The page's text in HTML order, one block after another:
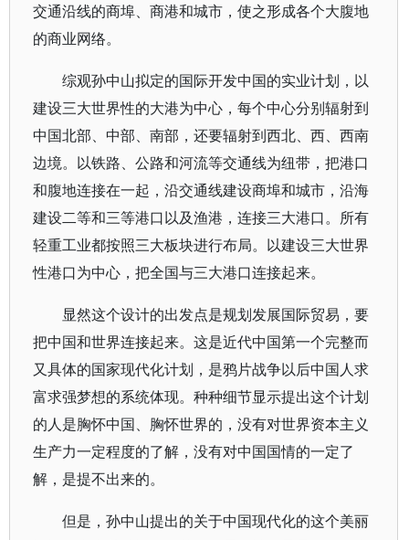
交通沿线的商埠、商港和城市，使之形成各个大腹地
的商业网络。
综观孙中山拟定的国际开发中国的实业计划，以
建设三大世界性的大港为中心，每个中心分别辐射到
中国北部、中部、南部，还要辐射到西北、西、西南
边境。以铁路、公路和河流等交通线为纽带，把港口
和腹地连接在一起，沿交通线建设商埠和城市，沿海
建设二等和三等港口以及渔港，连接三大港口。所有
轻重工业都按照三大板块进行布局。以建设三大世界
性港口为中心，把全国与三大港口连接起来。
显然这个设计的出发点是规划发展国际贸易，要
把中国和世界连接起来。这是近代中国第一个完整而
又具体的国家现代化计划，是鸦片战争以后中国人求
富求强梦想的系统体现。种种细节显示提出这个计划
的人是胸怀中国、胸怀世界的，没有对世界资本主义
生产力一定程度的了解，没有对中国国情的一定了
解，是提不出来的。
但是，孙中山提出的关于中国现代化的这个美丽